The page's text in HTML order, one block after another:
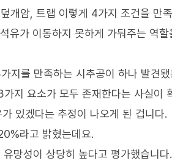
개암, 트랩 이렇게 4가지 조건을 만
유가 이동하지 못하게 가둬주는 역
지를 만족하는 시추공이 하나 발견됐
지 요소가 모두 존재한다는 사실이
있겠다는 추정이 나오게 된 겁니다.
라고 밝혔는데요.
망성이 상당히 높다고 평가했습니다.